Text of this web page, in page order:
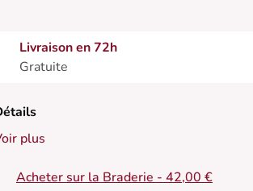
Livraison en 72h
Gratuite
plus
Acheter sur la Braderie - 42,00 €